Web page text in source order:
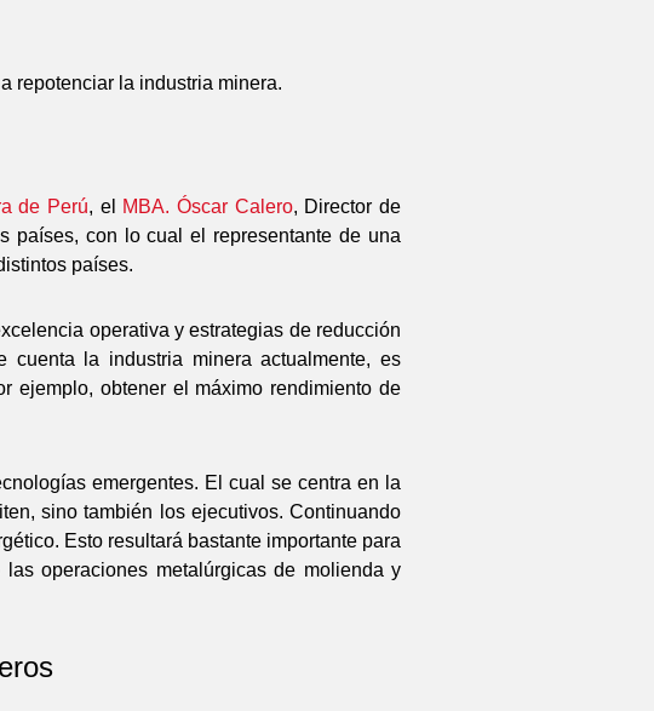
repotenciar la industria minera.
de Perú, el MBA. Óscar Calero, Director de
países, con lo cual el representante de una
países.
operativa y estrategias de reducción
la industria minera actualmente, es
ejemplo, obtener el máximo rendimiento de
emergentes. El cual se centra en la
sino también los ejecutivos. Continuando
Esto resultará bastante importante para
operaciones metalúrgicas de molienda y